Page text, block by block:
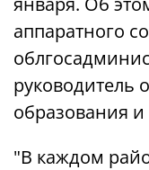
аппаратного
руководитель
образования
"В каждом